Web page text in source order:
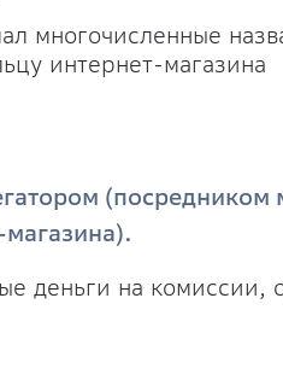
многочисленные
интернет-магазина
(посредником
деньги на комиссии,